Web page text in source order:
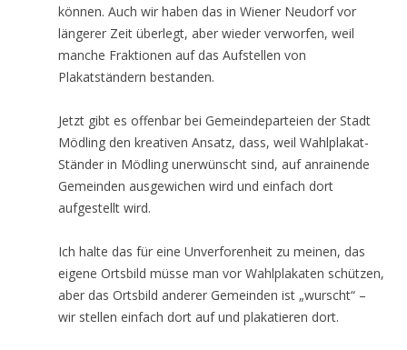
können. Auch wir haben das in Wiener Neudorf vor
längerer Zeit überlegt, aber wieder verworfen, weil
manche Fraktionen auf das Aufstellen von
Plakatständern bestanden.
Jetzt gibt es offenbar bei Gemeindeparteien der Stadt
Mödling den kreativen Ansatz, dass, weil Wahlplakat-
Ständer in Mödling unerwünscht sind, auf anrainende
Gemeinden ausgewichen wird und einfach dort
aufgestellt wird.
Ich halte das für eine Unverforenheit zu meinen, das
eigene Ortsbild müsse man vor Wahlplakaten schützen,
aber das Ortsbild anderer Gemeinden ist „wurscht“ –
wir stellen einfach dort auf und plakatieren dort.